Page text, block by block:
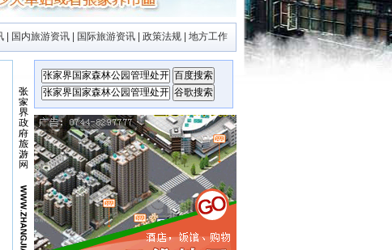
国内旅游资讯 国际旅游资讯 政策法规 地方工作